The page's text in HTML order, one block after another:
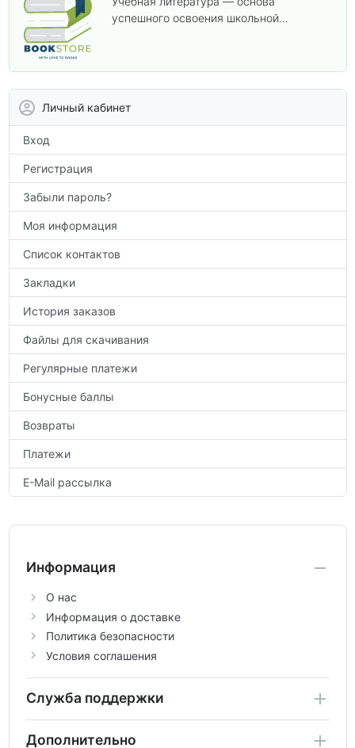
успешного освоения школьной
Личный кабинет
Вход
Регистрация
Забыли пароль?
Моя информация
Список контактов
Закладки
История заказов
Файлы для скачивания
Регулярные платежи
Бонусные баллы
Возвраты
Платежи
E-Mail рассылка
Информация
О нас
Информация о доставке
Политика безопасности
Условия соглашения
Служба поддержки
Дополнительно